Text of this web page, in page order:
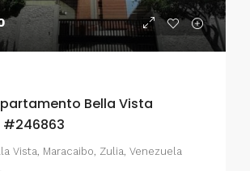
Bella Vista
#246863
Vista, Maracaibo, Zulia, Venezuela